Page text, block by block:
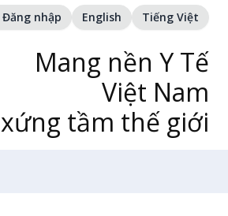
Đăng nhập English Tiếng Việt
Mang nền Y Tế
Việt Nam
xứng tầm thế giới